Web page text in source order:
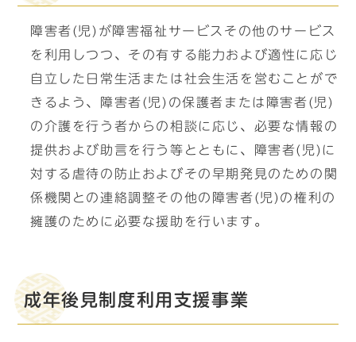
障害者(児)が障害福祉サービスその他のサービス
を利用しつつ、その有する能力および適性に応じ
自立した日常生活または社会生活を営むことがで
きるよう、障害者(児)の保護者または障害者(児)
の介護を行う者からの相談に応じ、必要な情報の
提供および助言を行う等とともに、障害者(児)に
対する虐待の防止およびその早期発見のための関
係機関との連絡調整その他の障害者(児)の権利の
擁護のために必要な援助を行います。
成年後見制度利用支援事業